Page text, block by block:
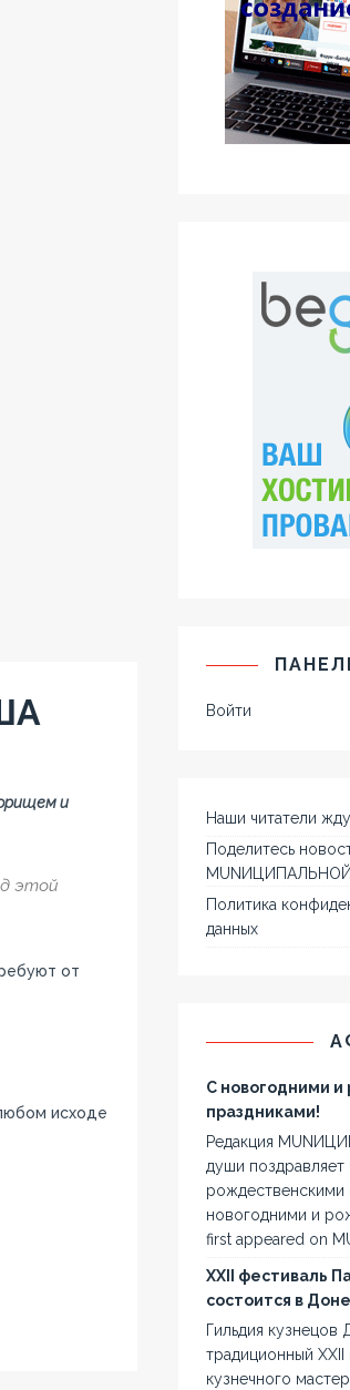
и
этой
от
исходе
Войти
Наши читатели
Поделитесь
Политика
данных
С новогодними
праздниками!
Редакция
души поздравляет
рождественскими
новогодними и
first appeared on
XXII фестиваль
состоится в
Гильдия кузнецов
традиционный
кузнечного